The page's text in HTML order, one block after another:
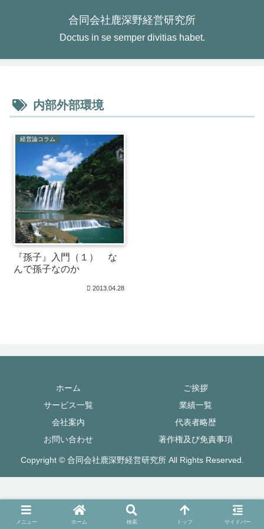
合同会社鹿深野経営研究所
Doctus in se semper divitias habet.
内部外部環境
経営論コラム
『孫子』入門（１） な
んで孫子なのか
2013.04.28
ホーム
ご挨拶
サービス一覧
業績一覧
会社案内
代表者略歴
お問い合わせ
著作権及び免責事項
Copyright © 合同会社鹿深野経営研究所 All Rights Reserved.
メニュー ホーム 検索 トップ サイドバー